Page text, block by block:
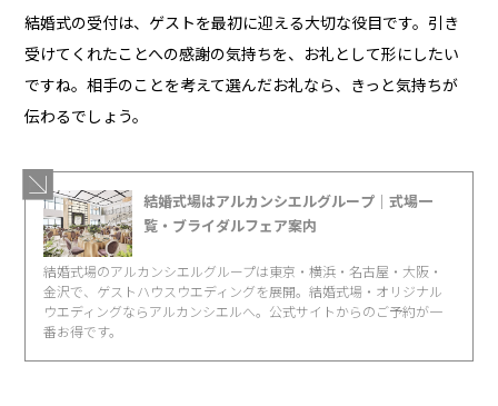
結婚式の受付は、ゲストを最初に迎える大切な役目です。引き
受けてくれたことへの感謝の気持ちを、お礼として形にしたい
ですね。相手のことを考えて選んだお礼なら、きっと気持ちが
伝わるでしょう。
結婚式場はアルカンシエルグループ｜式場一
覧・ブライダルフェア案内
結婚式場のアルカンシエルグループは東京・横浜・名古屋・大阪・
金沢で、ゲストハウスウエディングを展開。結婚式場・オリジナル
ウエディングならアルカンシエルへ。公式サイトからのご予約が一
番お得です。